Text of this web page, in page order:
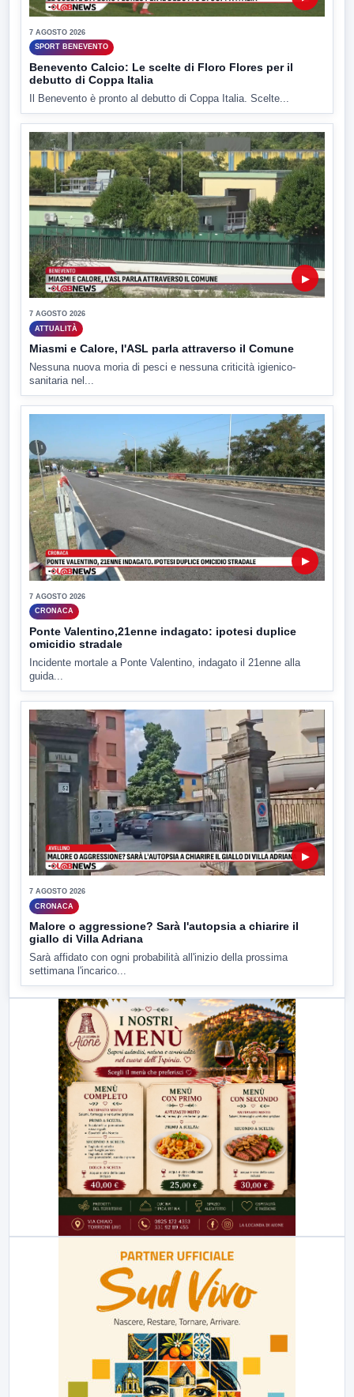
7 AGOSTO 2026
SPORT BENEVENTO
Benevento Calcio: Le scelte di Floro Flores per il
debutto di Coppa Italia
Il Benevento è pronto al debutto di Coppa Italia. Scelte...
▶
7 AGOSTO 2026
ATTUALITÀ
Miasmi e Calore, l'ASL parla attraverso il Comune
Nessuna nuova moria di pesci e nessuna criticità igienico-
sanitaria nel...
▶
7 AGOSTO 2026
CRONACA
Ponte Valentino,21enne indagato: ipotesi duplice
omicidio stradale
Incidente mortale a Ponte Valentino, indagato il 21enne alla
guida...
▶
7 AGOSTO 2026
CRONACA
Malore o aggressione? Sarà l'autopsia a chiarire il
giallo di Villa Adriana
Sarà affidato con ogni probabilità all'inizio della prossima
settimana l'incarico...